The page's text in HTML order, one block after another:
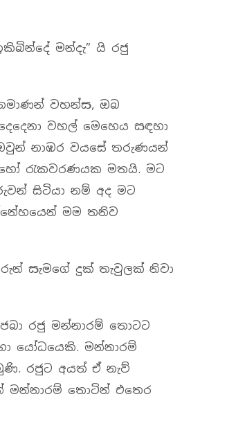
මන්දැ” යි රජු
වහන්ස, ඔබ
වහල් මෙහෙය සඳහා
නාඹර වයසේ තරුණයන්
රැකවරණයක මතයි. මට
සිටියා නම් අද මට
මම තනිව
සැමගේ දුක් තැවුලක් නිවා
රජු මන්නාරම් තොටට
යෝධයෙකි. මන්නාරම්
රජුට අයත් ඒ නැව්
මන්නාරම් තොටින් එතෙර